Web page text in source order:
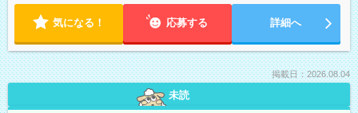
気になる！ 応募する 詳細へ
掲載日：2026.08.04
未読